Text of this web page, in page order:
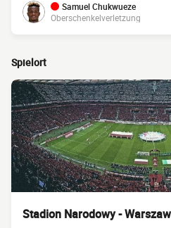
Samuel Chukwueze
Oberschenkelverletzung
Spielort
Stadion Narodowy -